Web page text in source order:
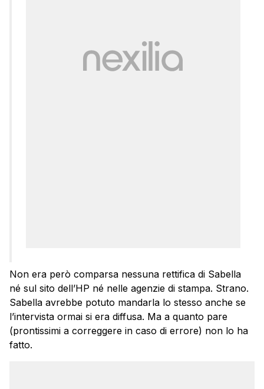
Non era però comparsa nessuna rettifica di Sabella
né sul sito dell’HP né nelle agenzie di stampa. Strano.
Sabella avrebbe potuto mandarla lo stesso anche se
l’intervista ormai si era diffusa. Ma a quanto pare
(prontissimi a correggere in caso di errore) non lo ha
fatto.